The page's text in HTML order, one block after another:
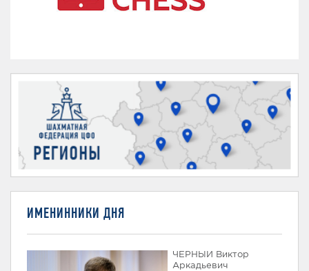
ИМЕНИННИКИ ДНЯ
ЧЕРНЫЙ Виктор
Аркадьевич